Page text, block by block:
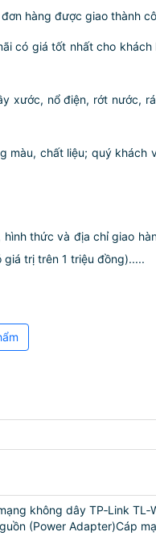
hàng được giao thành
có giá tốt nhất cho
xước, nổ điện, rớt nước,
chất liệu; quý khách
thức và địa chỉ giao
trị trên 1 triệu đồng).....
không dây TP‑Link
(Power Adapter)Cáp